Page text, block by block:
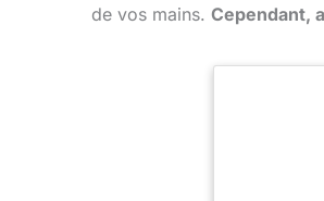
de vos mains. Cependant,